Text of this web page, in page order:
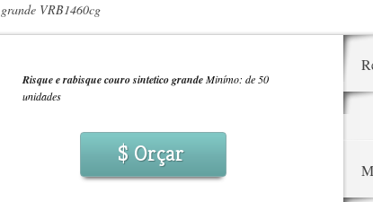
VRB1460cg
Risque e rabisque couro sintetico grandeMinímo: de 50
unidades
$ Orçar